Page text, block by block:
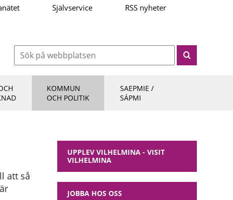
Självservice RSS nyheter
KOMMUN
OCH POLITIK
SAEPMIE /
SÁPMI
att så
UPPLEV VILHELMINA - VISIT
VILHELMINA
JOBBA HOS OSS